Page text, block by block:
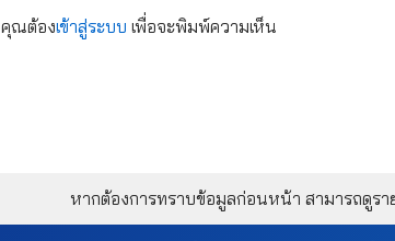
คุณต้องเข้าสู่ระบบ เพื่อจะพิมพ์ความเห็น
หากต้องการทราบข้อมูลก่อนหน้า สามารถดูรา